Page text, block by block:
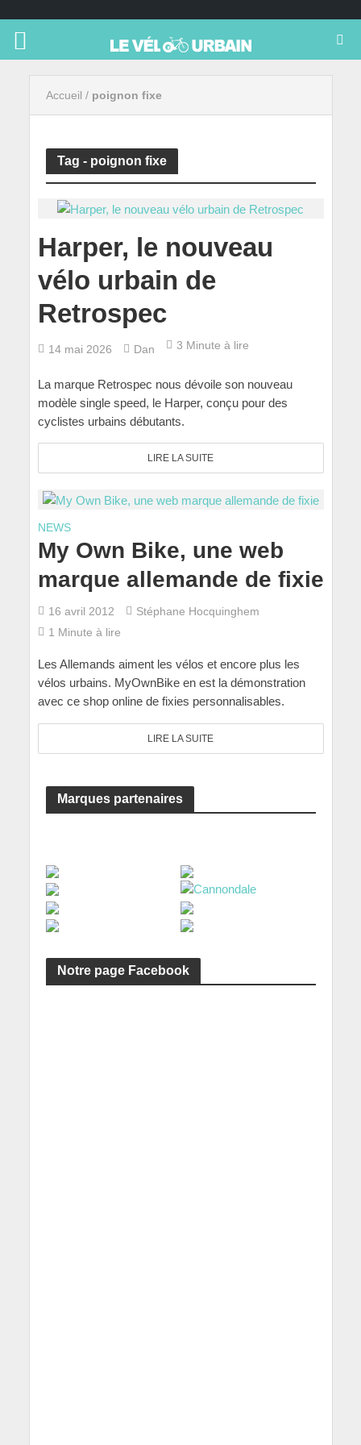
Accueil / poignon fixe
Tag - poignon fixe
Harper, le nouveau
vélo urbain de
Retrospec
14 mai 2026 Dan 3 Minute à lire
La marque Retrospec nous dévoile son nouveau
modèle single speed, le Harper, conçu pour des
cyclistes urbains débutants.
LIRE LA SUITE
NEWS
My Own Bike, une web
marque allemande de fixie
16 avril 2012
Stéphane Hocquinghem
1 Minute à lire
Les Allemands aiment les vélos et encore plus les
vélos urbains. MyOwnBike en est la démonstration
avec ce shop online de fixies personnalisables.
LIRE LA SUITE
Marques partenaires
Notre page Facebook